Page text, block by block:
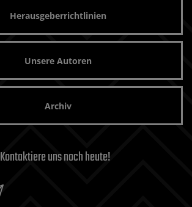
Herausgeberrichtlinien
Unsere Autoren
Archiv
Kontaktiere uns noch heute!